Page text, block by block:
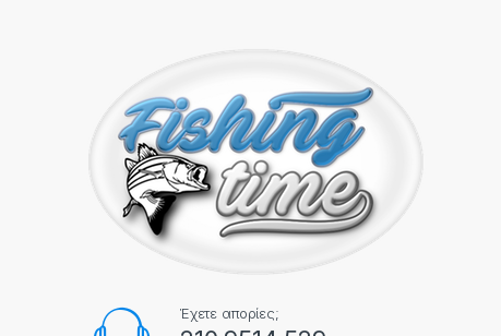
Έχετε απορίες;